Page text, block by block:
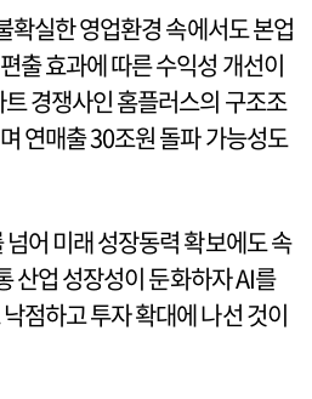
확실한 영업환경 속에서도 본업
출 효과에 따른 수익성 개선이
경쟁사인 홈플러스의 구조조
연매출 30조원 돌파 가능성도
어 미래 성장동력 확보에도 속
산업 성장성이 둔화하자 AI를
점하고 투자 확대에 나선 것이